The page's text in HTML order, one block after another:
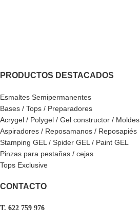
PRODUCTOS DESTACADOS
Esmaltes Semipermanentes
Bases / Tops / Preparadores
Acrygel / Polygel / Gel constructor / Moldes
Aspiradores / Reposamanos / Reposapiés
Stamping GEL / Spider GEL / Paint GEL
Pinzas para pestañas / cejas
Tops Exclusive
CONTACTO
T. 622 759 976